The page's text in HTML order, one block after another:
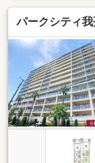
パークシティ